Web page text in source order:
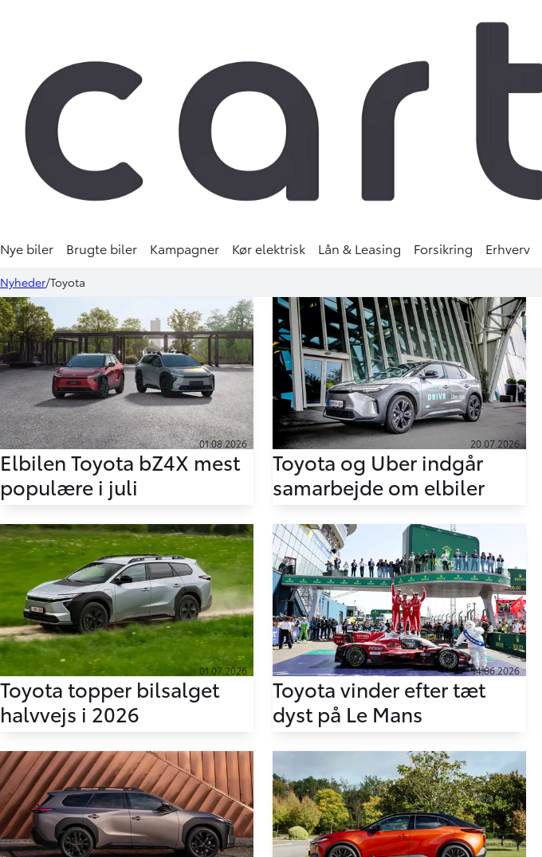
Nye biler Brugte biler Kampagner Kør elektrisk Lån & Leasing Forsikring Erhverv
Nyheder Toyota
01.08.2026
Elbilen Toyota bZ4X mest
populære i juli
20.07.2026
Toyota og Uber indgår
samarbejde om elbiler
01.07.2026
Toyota topper bilsalget
halvvejs i 2026
14.06.2026
Toyota vinder efter tæt
dyst på Le Mans